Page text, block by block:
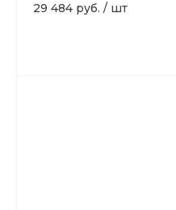
29 484 руб. / шт